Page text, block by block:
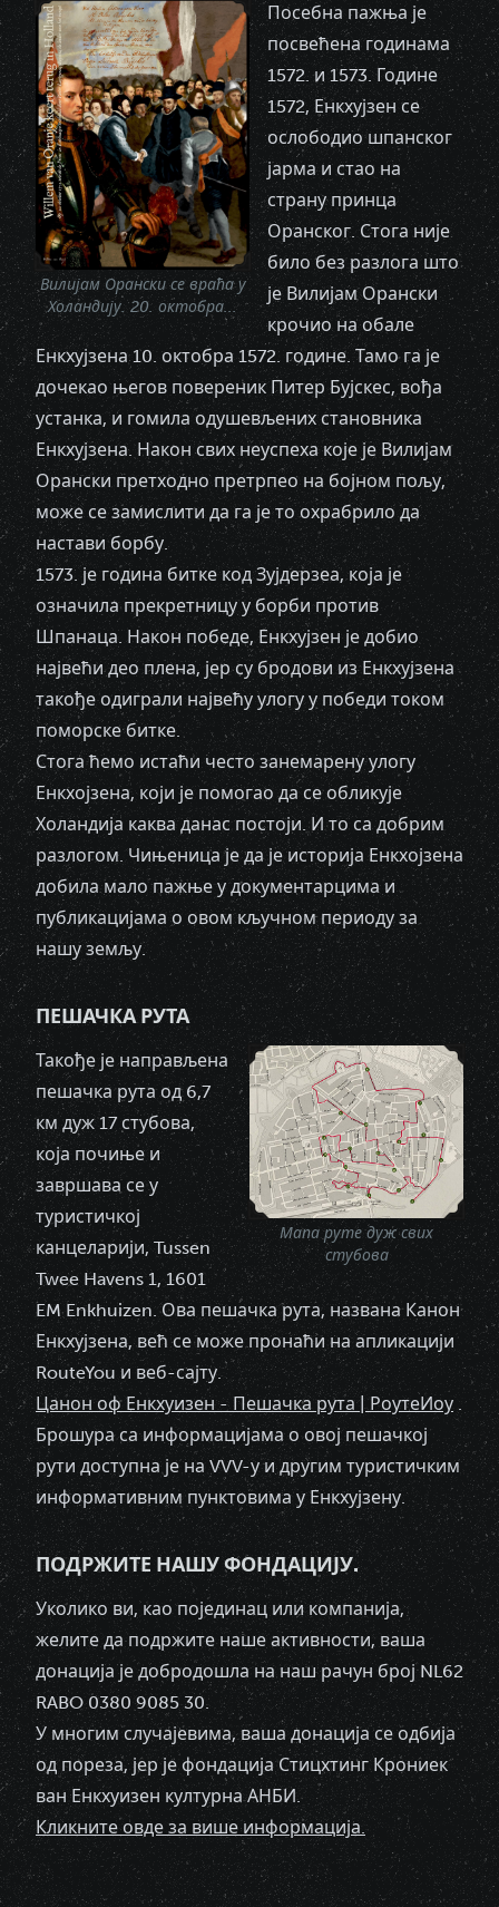
Вилијам Орански се враћа у
Холандију. 20. октобра...
Посебна пажња је
посвећена годинама
1572. и 1573. Године
1572, Енкхујзен се
ослободио шпанског
јарма и стао на
страну принца
Оранског. Стога није
било без разлога што
је Вилијам Орански
крочио на обале
Енкхујзена 10. октобра 1572. године. Тамо га је
дочекао његов повереник Питер Бујскес, вођа
устанка, и гомила одушевљених становника
Енкхујзена. Након свих неуспеха које је Вилијам
Орански претходно претрпео на бојном пољу,
може се замислити да га је то охрабрило да
настави борбу.
1573. је година битке код Зујдерзеа, која је
означила прекретницу у борби против
Шпанаца. Након победе, Енкхујзен је добио
највећи део плена, јер су бродови из Енкхујзена
такође одиграли највећу улогу у победи током
поморске битке.
Стога ћемо истаћи често занемарену улогу
Енкхојзена, који је помогао да се обликује
Холандија каква данас постоји. И то са добрим
разлогом. Чињеница је да је историја Енкхојзена
добила мало пажње у документарцима и
публикацијама о овом кључном периоду за
нашу земљу.
ПЕШАЧКА РУТА
Мапа руте дуж свих
стубова
Такође је направљена
пешачка рутаод 6,7
км дуж 17 стубова,
која почиње и
завршава се у
туристичкој
канцеларији, Tussen
Twee Havens 1, 1601
EM Enkhuizen. Ова пешачка рута, названа Канон
Енкхујзена, већ се може пронаћи на апликацији
RouteYou и веб-сајту.
Цанон оф Енкхуизен - Пешачка рута | РоутеИоу
Брошура са информацијама о овој пешачкој
рути доступна је на VVV-у и другим туристичким
информативним пунктовима у Енкхујзену.
ПОДРЖИТЕ НАШУ ФОНДАЦИЈУ.
Уколико ви, као појединац или компанија,
желите да подржите наше активности, ваша
донација је добродошла на наш рачун број NL62
RABO 0380 9085 30.
У многим случајевима, ваша донација се одбија
од пореза, јер је фондација Стицхтинг Крониек
ван Енкхуизен културна АНБИ.
Кликните овде за више информација.